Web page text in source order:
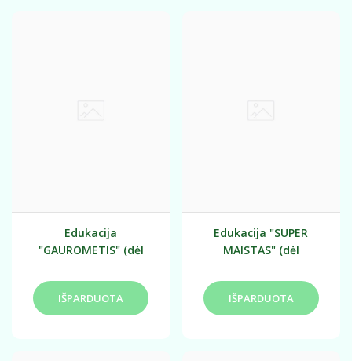
Edukacija
"GAUROMETIS" (dėl
individualiai)
Edukacija "SUPER
MAISTAS" (dėl
individualiai)